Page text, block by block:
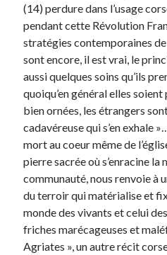
(14) perdure dans l’usage
pendant cette Révolution
stratégies contemporaines de
sont encore, il est vrai, le
aussi quelques soins qu’ils
quoiqu’en général elles
bien ornées, les étrangers
cadavéreuse qui s’en exhale
mort au coeur même de
pierre sacrée où s’enracine la
communauté, nous renvoie à
du terroir qui matérialise et
monde des vivants et celui
friches marécageuses et
Agriates », un autre récit